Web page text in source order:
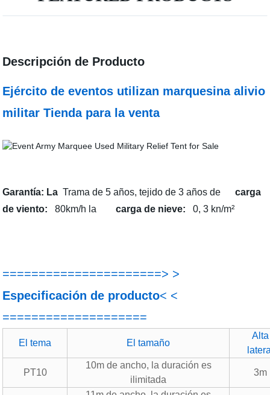
Descripción de Producto
Ejército de eventos utilizan marquesina alivio
militar Tienda para la venta
Garantía: La Trama de 5 años, tejido de 3 años decarga
de viento:
80km/h lacarga de nieve: 0, 3 kn/m²
======================> >
Especificación de producto< <
====================
El tema El tamaño
Alta
PT10
10m de ancho, la duración es
ilimitada
3m